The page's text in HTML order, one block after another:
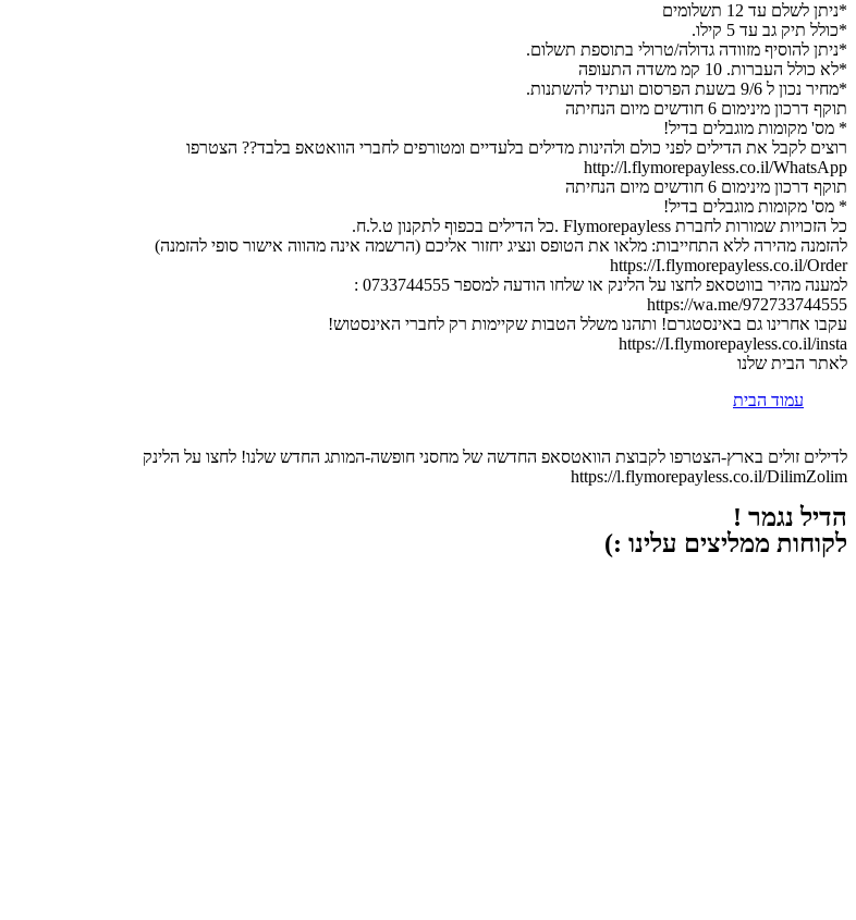
*ניתן לשלם עד 12 תשלומים
*כולל תיק גב עד 5 קילו.
*ניתן להוסיף מזוודה גדולה/טרולי בתוספת תשלום.
*לא כולל העברות. 10 קמ משדה התעופה
*מחיר נכון ל 9/6 בשעת הפרסום ועתיד להשתנות.
תוקף דרכון מינימום 6 חודשים מיום הנחיתה
* מס' מקומות מוגבלים בדיל!
רוצים לקבל את הדילים לפני כולם ולהינות מדילים בלעדיים ומטורפים לחברי הוואטאפ בלבד?? הצטרפו
http://l.flymorepayless.co.il/WhatsApp
תוקף דרכון מינימום 6 חודשים מיום הנחיתה
* מס' מקומות מוגבלים בדיל!
כל הזכויות שמורות לחברת Flymorepayless .כל הדילים בכפוף לתקנון ט.ל.ח.
להזמנה מהירה ללא התחייבות: מלאו את הטופס ונציג יחזור אליכם (הרשמה אינה מהווה אישור סופי להזמנה)
https://I.flymorepayless.co.il/Order
למענה מהיר בווטסאפ לחצו על הלינק או שלחו הודעה למספר 0733744555 :
https://wa.me/972733744555
עקבו אחרינו גם באינסטגרם! ותהנו משלל הטבות שקיימות רק לחברי האינסטוש!
https://I.flymorepayless.co.il/insta
לאתר הבית שלנו
עמוד הבית
לדילים זולים בארץ-הצטרפו לקבוצת הוואטסאפ החדשה של מחסני חופשה-המותג החדש שלנו! לחצו על הלינק
https://l.flymorepayless.co.il/DilimZolim
הדיל נגמר !
לקוחות ממליצים עלינו :)